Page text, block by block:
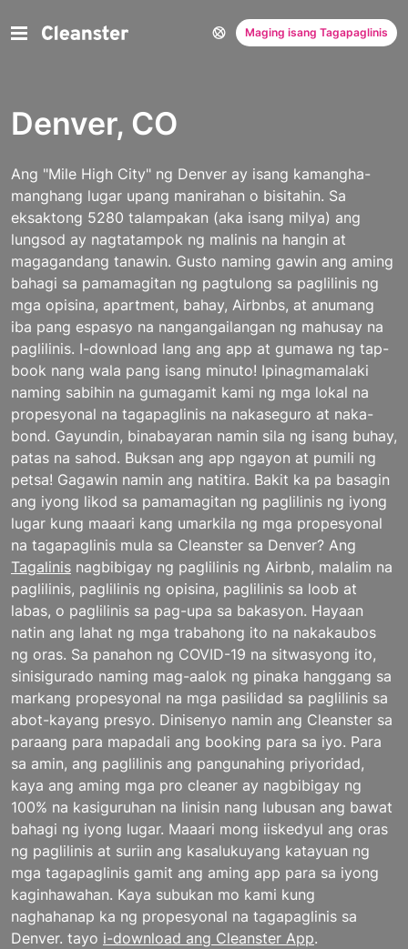
Maging isang Tagapaglinis
Denver, CO
Ang "Mile High City" ng Denver ay isang kamangha-
manghang lugar upang manirahan o bisitahin. Sa
eksaktong 5280 talampakan (aka isang milya) ang
lungsod ay nagtatampok ng malinis na hangin at
magagandang tanawin. Gusto naming gawin ang aming
bahagi sa pamamagitan ng pagtulong sa paglilinis ng
mga opisina, apartment, bahay, Airbnbs, at anumang
iba pang espasyo na nangangailangan ng mahusay na
paglilinis. I-download lang ang app at gumawa ng tap-
book nang wala pang isang minuto! Ipinagmamalaki
naming sabihin na gumagamit kami ng mga lokal na
propesyonal na tagapaglinis na nakaseguro at naka-
bond. Gayundin, binabayaran namin sila ng isang buhay,
patas na sahod. Buksan ang app ngayon at pumili ng
petsa! Gagawin namin ang natitira. Bakit ka pa basagin
ang iyong likod sa pamamagitan ng paglilinis ng iyong
lugar kung maaari kang umarkila ng mga propesyonal
na tagapaglinis mula sa Cleanster sa Denver? Ang
Tagalinis nagbibigay ng paglilinis ng Airbnb, malalim na
paglilinis, paglilinis ng opisina, paglilinis sa loob at
labas, o paglilinis sa pag-upa sa bakasyon. Hayaan
natin ang lahat ng mga trabahong ito na nakakaubos
ng oras. Sa panahon ng COVID-19 na sitwasyong ito,
sinisigurado naming mag-aalok ng pinaka hanggang sa
markang propesyonal na mga pasilidad sa paglilinis sa
abot-kayang presyo. Dinisenyo namin ang Cleanster sa
paraang para mapadali ang booking para sa iyo. Para
sa amin, ang paglilinis ang pangunahing priyoridad,
kaya ang aming mga pro cleaner ay nagbibigay ng
100% na kasiguruhan na linisin nang lubusan ang bawat
bahagi ng iyong lugar. Maaari mong iiskedyul ang oras
ng paglilinis at suriin ang kasalukuyang katayuan ng
mga tagapaglinis gamit ang aming app para sa iyong
kaginhawahan. Kaya subukan mo kami kung
naghahanap ka ng propesyonal na tagapaglinis sa
Denver. tayo i-download ang Cleanster App.